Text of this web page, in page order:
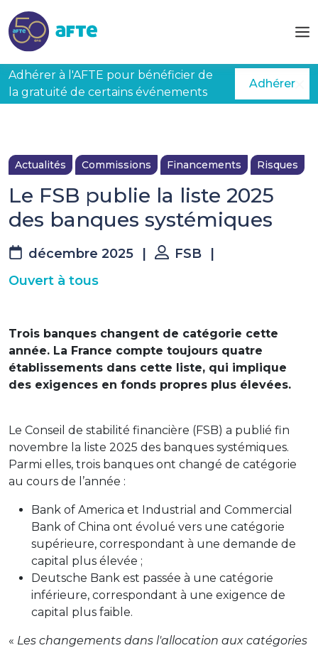
Adhérer à l'AFTE pour bénéficier de
la gratuité de certains événements
Adhérer
Actualités Commissions Financements Risques
Le FSB publie la liste 2025
des banques systémiques
décembre 2025 FSB
Ouvert à tous
Trois banques changent de catégorie cette
année. La France compte toujours quatre
établissements dans cette liste, qui implique
des exigences en fonds propres plus élevées.
Le Conseil de stabilité financière (FSB) a publié fin
novembre la liste 2025 des banques systémiques.
Parmi elles, trois banques ont changé de catégorie
au cours de l’année :
Bank of America et Industrial and Commercial
Bank of China ont évolué vers une catégorie
supérieure, correspondant à une demande de
capital plus élevée ;
Deutsche Bank est passée à une catégorie
inférieure, correspondant à une exigence de
capital plus faible.
« Les changements dans l'allocation aux catégories